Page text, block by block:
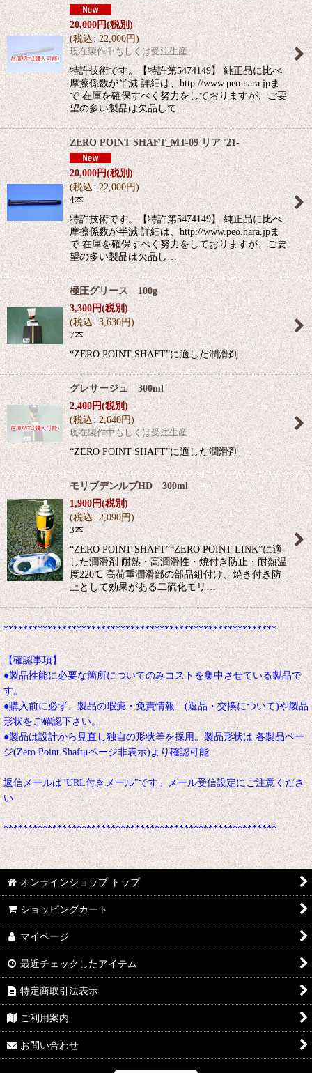
20,000円(税別)
(税込: 22,000円)
現在製作中もしくは受注生産
特許技術です。【特許第5474149】 純正品に比べ
摩擦係数が半減 詳細は、http://www.peo.nara.jpま
で 在庫を確保すべく努力をしておりますが、ご要
望の多い製品は欠品して…
ZERO POINT SHAFT_MT-09 リア '21-
20,000円(税別)
(税込: 22,000円)
4本
特許技術です。【特許第5474149】 純正品に比べ
摩擦係数が半減 詳細は、http://www.peo.nara.jpま
で 在庫を確保すべく努力をしておりますが、ご要
望の多い製品は欠品し…
極圧グリース 100g
3,300円(税別)
(税込: 3,630円)
7本
“ZERO POINT SHAFT”に適した潤滑剤
グレサージュ 300ml
2,400円(税別)
(税込: 2,640円)
現在製作中もしくは受注生産
“ZERO POINT SHAFT”に適した潤滑剤
モリブデンルブHD 300ml
1,900円(税別)
(税込: 2,090円)
3本
“ZERO POINT SHAFT”“ZERO POINT LINK”に適
した潤滑剤 耐熱・高潤滑性・焼付き防止・耐熱温
度220℃ 高荷重潤滑部の部品組付け、焼き付き防
止として効果がある二硫化モリ…
********************************************************
【確認事項】
●製品性能に必要な箇所についてのみコストを集中させている製品で
す。
●購入前に必ず、製品の瑕疵・免責情報 (返品・交換について)や製品
形状をご確認下さい。
●製品は設計から見直し独自の形状等を採用。製品形状は 各製品ペー
ジ(Zero Point Shaftμページ非表示)より確認可能
返信メールは"URL付きメール"です。メール受信設定にご注意くださ
い
********************************************************
オンラインショップ トップ
ショッピングカート
マイページ
最近チェックしたアイテム
特定商取引法表示
ご利用案内
お問い合わせ